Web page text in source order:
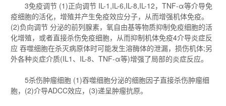
3免疫调节 (1)正向调节 IL-1,IL-6,IL-8,IL-12，TNF-α等介导免
疫细胞的活化，增殖并产生免疫效应分子，从而增强机体免疫。
(2)负向调节 分泌的前列腺素，氧自由基等物质抑制免疫细胞的活
化增殖，或者直接杀伤免疫细胞，从而抑制机体免疫4介导炎症反
应 吞噬细胞在杀灭病原体时可能发生溶酶体的泄漏，损伤机体;另
外各种炎症介质(IL1、IL-8、TNF-α等)增强了局部的炎症反应。
5杀伤肿瘤细胞 (1)吞噬细胞分泌的细胞因子直接杀伤肿瘤细
胞，(2)介导ADCC效应，(3)递呈肿瘤抗原。